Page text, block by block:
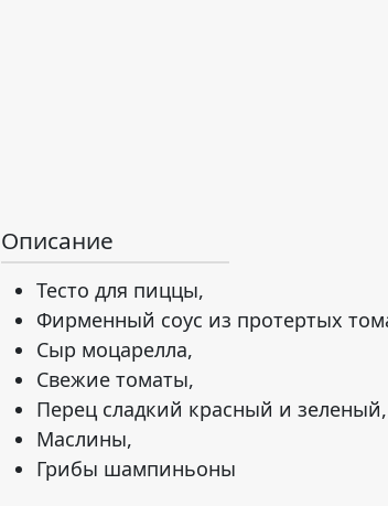
Описание
Тесто для пиццы,
Фирменный соус из протертых
Сыр моцарелла,
Свежие томаты,
Перец сладкий красный и зеленый,
Маслины,
Грибы шампиньоны